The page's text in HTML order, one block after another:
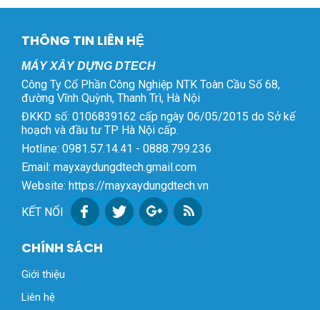
THÔNG TIN LIÊN HỆ
MÁY XÂY DỰNG DTECH
Công Ty Cổ Phần Công Nghiệp NTK Toàn Cầu Số 68,
đường Vĩnh Quỳnh, Thanh Trì, Hà Nội
ĐKKD số: 0106839162 cấp ngày 06/05/2015 do Sở kế
hoạch và đầu tư TP Hà Nội cấp.
Hotline: 0981.57.14.41 - 0888.799.236
Email: mayxaydungdtech.gmail.com
Website: https://mayxaydungdtech.vn
KẾT NỐI
CHÍNH SÁCH
Giới thiệu
Liên hệ